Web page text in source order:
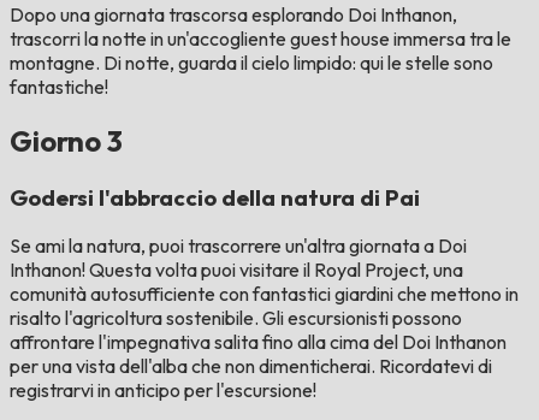
Dopo una giornata trascorsa esplorando Doi Inthanon,
trascorri la notte in un'accogliente guest house immersa tra le
montagne. Di notte, guarda il cielo limpido: qui le stelle sono
fantastiche!
Giorno 3
Godersi l'abbraccio della natura di Pai
Se ami la natura, puoi trascorrere un'altra giornata a Doi
Inthanon! Questa volta puoi visitare il Royal Project, una
comunità autosufficiente con fantastici giardini che mettono in
risalto l'agricoltura sostenibile. Gli escursionisti possono
affrontare l'impegnativa salita fino alla cima del Doi Inthanon
per una vista dell'alba che non dimenticherai. Ricordatevi di
registrarvi in ​​anticipo per l'escursione!